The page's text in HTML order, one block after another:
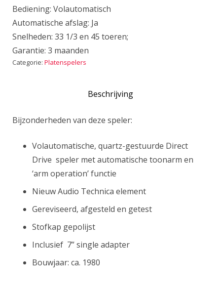
Bediening: Volautomatisch
Automatische afslag: Ja
Snelheden: 33 1/3 en 45 toeren;
Garantie: 3 maanden
Categorie: Platenspelers
Beschrijving
Bijzonderheden van deze speler:
Volautomatische, quartz-gestuurde Direct
Drive speler met automatische toonarm en
‘arm operation’ functie
Nieuw Audio Technica element
Gereviseerd, afgesteld en getest
Stofkap gepolijst
Inclusief 7” single adapter
Bouwjaar: ca. 1980